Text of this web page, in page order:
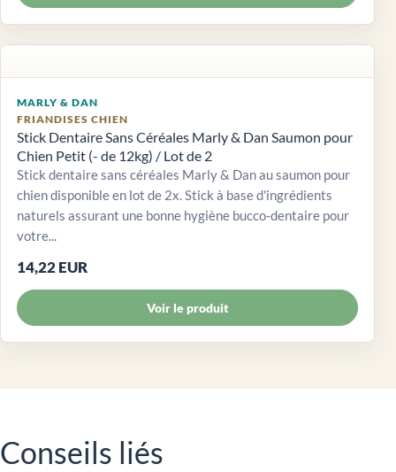
MARLY & DAN
FRIANDISES CHIEN
Stick Dentaire Sans Céréales Marly & Dan Saumon pour
Chien Petit (- de 12kg) / Lot de 2
Stick dentaire sans céréales Marly & Dan au saumon pour
chien disponible en lot de 2x. Stick à base d'ingrédients
naturels assurant une bonne hygiène bucco-dentaire pour
votre...
14,22 EUR
Voir le produit
Conseils liés